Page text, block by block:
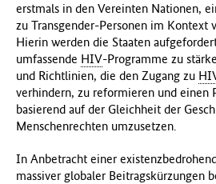
erstmals in den Vereinten Nationen,
zu Transgender-Personen im Kontext
Hierin werden die Staaten
umfassende HIV-Programme zu
und Richtlinien, die den Zugang zu
verhindern, zu reformieren und einen
basierend auf der Gleichheit der
Menschenrechten umzusetzen.
In Anbetracht einer
massiver globaler Beitragskürzungen